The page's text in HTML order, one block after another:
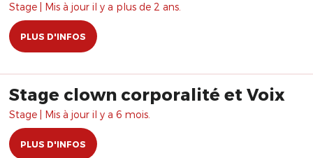
Stage | Mis à jour il y a plus de 2 ans.
PLUS D'INFOS
Stage clown corporalité et Voix
Stage | Mis à jour il y a 6 mois.
PLUS D'INFOS